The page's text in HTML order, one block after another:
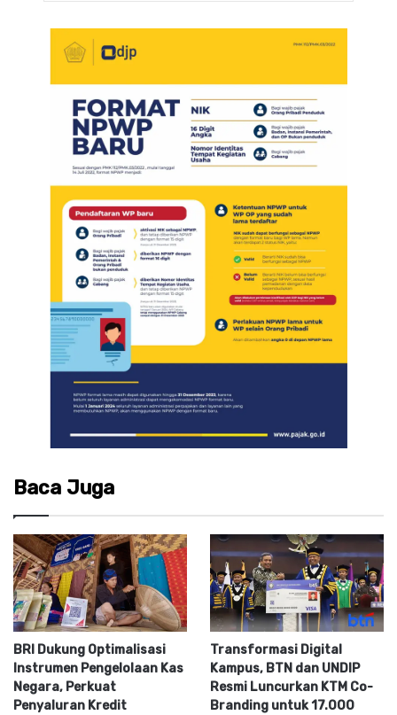
Baca Juga
BRI Dukung Optimalisasi
Instrumen Pengelolaan Kas
Negara, Perkuat
Penyaluran Kredit
Transformasi Digital
Kampus, BTN dan UNDIP
Resmi Luncurkan KTM Co-
Branding untuk 17.000